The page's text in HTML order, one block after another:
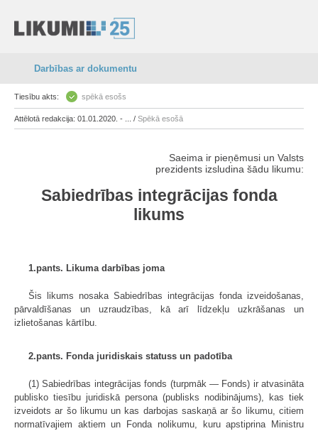
Darbības ar dokumentu
Tiesību akts: spēkā esošs
Attēlotā redakcija: 01.01.2020. - ... / Spēkā esošā
Saeima ir pieņēmusi un Valsts
prezidents izsludina šādu likumu:
Sabiedrības integrācijas fonda
likums
1.pants. Likuma darbības joma
Šis likums nosaka Sabiedrības integrācijas fonda izveidošanas,
pārvaldīšanas un uzraudzības, kā arī līdzekļu uzkrāšanas un
izlietošanas kārtību.
2.pants. Fonda juridiskais statuss un padotība
(1) Sabiedrības integrācijas fonds (turpmāk — Fonds) ir atvasināta
publisko tiesību juridiskā persona (publisks nodibinājums), kas tiek
izveidots ar šo likumu un kas darbojas saskaņā ar šo likumu, citiem
normatīvajiem aktiem un Fonda nolikumu, kuru apstiprina Ministru